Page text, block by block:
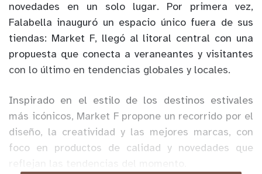
novedades en un solo lugar. Por primera vez,
Falabella inauguró un espacio único fuera de sus
tiendas: Market F, llegó al litoral central con una
propuesta que conecta a veraneantes y visitantes
con lo último en tendencias globales y locales.
Inspirado en el estilo de los destinos estivales
más icónicos, Market F propone un recorrido por el
diseño, la creatividad y las mejores marcas, con
foco en productos de calidad y novedades que